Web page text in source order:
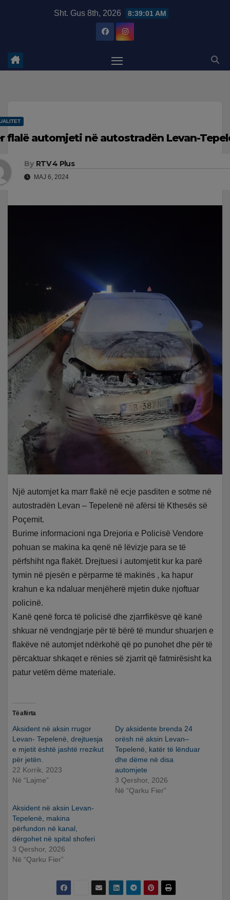
Sht. Gus 8th, 2026 8:39:02 AM
flalë automjeti në autostradën Levan-
By RTV 4 Plus
MAJ 6, 2024
Një automjet ka marr flakë në ecje pasditen e sotme në
autostradën Levan – Tepelenë në afërsi të Kthesës së
Poçemit.
Burime informacioni nga Drejoria e Policisë Vendore
pohuan se makina ka qenë në lëvizje para se të
përfshiht nga flakët. Drejtuesi i automjetit kur ka parë
tymin në pjesën e përparme të makinës , ka hapur
krahun e ka ndaluar menjëherë mjetin duke njoftuar
policinë.
Kanë qenë forca të policisë dhe zjarrfikësve që kanë
shkuar në vendngjarje për të bërë të mundur shuarjen e
flakëve në automjet ndërkohë që po punohet dhe për të
përcaktuar shkaqet e rënies së zjarrit që fatmirësisht ka
patur vetëm dëme materiale.
Të afërta
Aksident në aksin rrugor
Levan- Tepelenë, drejtuesja
e mjetit është jashtë rrezikut
për jetën.
22 Korrik, 2023
Në “Lajme”
Dy aksidente brenda 24
orësh në aksin Levan–
Tepelenë, katër të lënduar
dhe dëme në disa
automjete
3 Qershor, 2026
Në “Qarku Fier”
Aksident në aksin Levan-
Tepelenë, makina
përfundon në kanal,
dërgohet në spital shoferi
3 Qershor, 2026
Në “Qarku Fier”